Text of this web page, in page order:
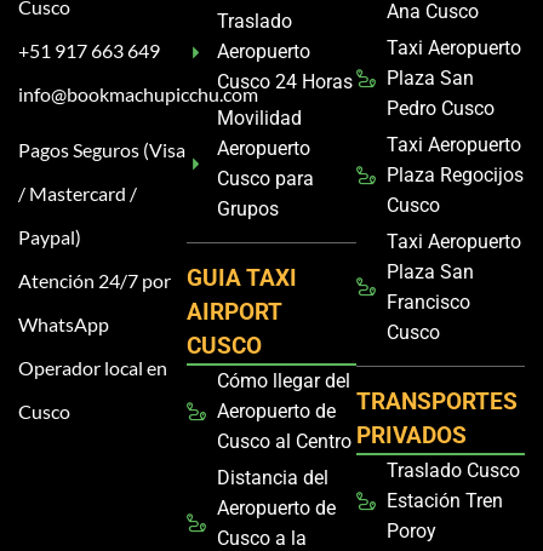
Cusco
+51 917 663 649
info@bookmachupicchu.com
Pagos Seguros (Visa
/ Mastercard /
Paypal)
Atención 24/7 por
WhatsApp
Operador local en
Cusco
Traslado
Aeropuerto
Cusco 24 Horas
Movilidad
Aeropuerto
Cusco para
Grupos
GUIA TAXI
AIRPORT
CUSCO
Cómo llegar del
Aeropuerto de
Cusco al Centro
Distancia del
Aeropuerto de
Cusco a la
Ana Cusco
Taxi Aeropuerto
Plaza San
Pedro Cusco
Taxi Aeropuerto
Plaza Regocijos
Cusco
Taxi Aeropuerto
Plaza San
Francisco
Cusco
TRANSPORTES
PRIVADOS
Traslado Cusco
Estación Tren
Poroy